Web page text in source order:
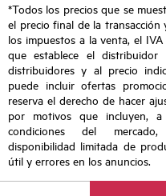
*Todos los precios que se
el precio final de la
los impuestos a la venta, el
que establece el
distribuidores y al precio
puede incluir ofertas
reserva el derecho de hacer
por motivos que incluyen,
condiciones del
disponibilidad limitada de
útil y errores en los anuncios.